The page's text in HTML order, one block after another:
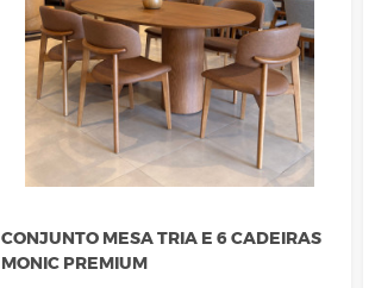
CONJUNTO MESA TRIA E 6 CADEIRAS
MONIC PREMIUM